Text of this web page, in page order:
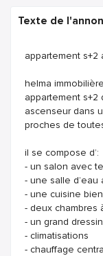
Texte de
appartement s+2
helma
appartement
ascenseur dans
proches de
il se compose d’:
- un salon avec
- une salle d’eau
- une cuisine
- deux chambres
- un grand
- climatisations
- chauffage